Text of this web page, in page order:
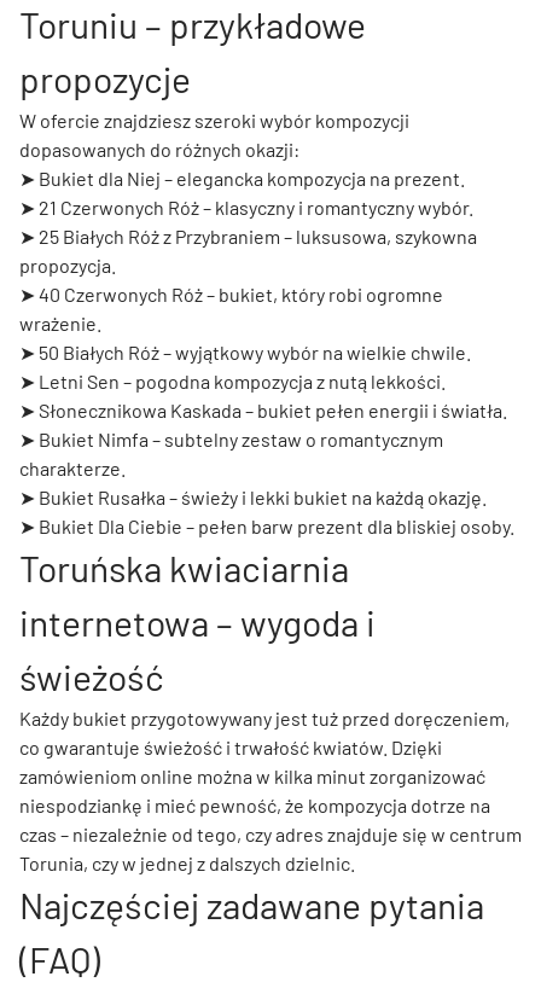
Toruniu – przykładowe
propozycje
W ofercie znajdziesz szeroki wybór kompozycji
dopasowanych do różnych okazji:
➤ Bukiet dla Niej – elegancka kompozycja na prezent.
➤ 21 Czerwonych Róż– klasyczny i romantyczny wybór.
➤ 25 Białych Róż z Przybraniem – luksusowa, szykowna
propozycja.
➤ 40 Czerwonych Róż– bukiet, który robi ogromne
wrażenie.
➤ 50 Białych Róż– wyjątkowy wybór na wielkie chwile.
➤ Letni Sen – pogodna kompozycja z nutą lekkości.
➤ Słonecznikowa Kaskada – bukiet pełen energii i światła.
➤ Bukiet Nimfa – subtelny zestaw o romantycznym
charakterze.
➤ Bukiet Rusałka – świeży i lekki bukiet na każdą okazję.
➤ Bukiet Dla Ciebie – pełen barw prezent dla bliskiej osoby.
Toruńska kwiaciarnia
internetowa – wygoda i
świeżość
Każdy bukiet przygotowywany jest tuż przed doręczeniem,
co gwarantuje świeżość i trwałość kwiatów. Dzięki
zamówieniom online można w kilka minut zorganizować
niespodziankę i mieć pewność, że kompozycja dotrze na
czas – niezależnie od tego, czy adres znajduje się w centrum
Torunia, czy w jednej z dalszych dzielnic.
Najczęściej zadawane pytania
(FAQ)